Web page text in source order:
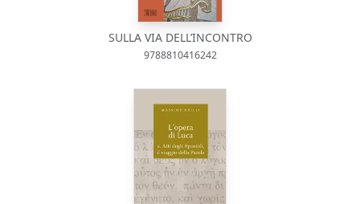
SULLA VIA DELL’INCONTRO
9788810416242